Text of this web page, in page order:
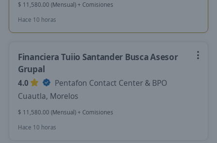
$ 11,580.00 (Mensual) + Comisiones
Hace 10 horas
Financiera Tuiio Santander Busca Asesor
Grupal
4.0
Pentafon Contact Center & BPO
Cuautla, Morelos
$ 11,580.00 (Mensual) + Comisiones
Hace 10 horas